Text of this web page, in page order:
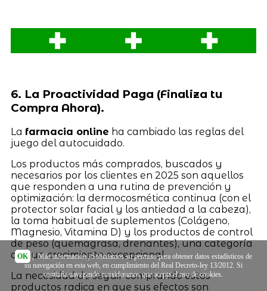
6. La Proactividad Paga (Finaliza tu
Compra Ahora).
La farmacia online ha cambiado las reglas del
juego del autocuidado.
Los productos más comprados, buscados y
necesarios por los clientes en 2025 son aquellos
que responden a una rutina de prevención y
optimización: la dermocosmética continua (con el
protector solar facial y los antiedad a la cabeza),
la toma habitual de suplementos (Colágeno,
Magnesio, Vitamina D) y los productos de control
de peso (quemagrasa, drenantes), una categoría
con un crecimiento excepcional.
La necesidad de seguir comprando estos
productos radica en que sus efectos son
OK | Más información| Solicitamos su permiso para obtener datos estadísticos de
su navegación en esta web, en cumplimiento del Real Decreto-ley 13/2012. Si
continúa navegando consideramos que acepta el uso de cookies.